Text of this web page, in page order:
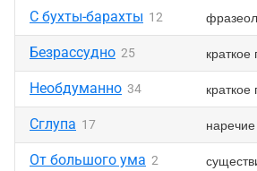
С бухты-барахты 12
Безрассудно 25 краткое
Необдуманно 34
Сглупа 17 наречие
От большого ума 2